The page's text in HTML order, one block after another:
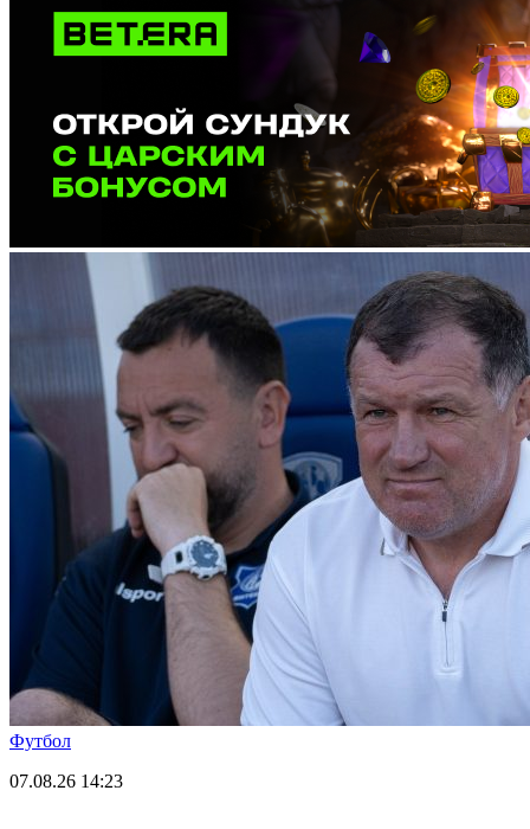
Футбол
07.08.26 14:23